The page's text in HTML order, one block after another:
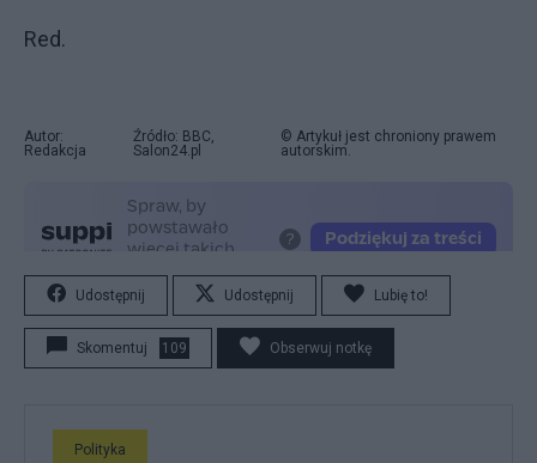
Red.
Autor:
Redakcja
Źródło: BBC,
Salon24.pl
© Artykuł jest chroniony prawem
autorskim.
Udostępnij Udostępnij Lubię to!
Skomentuj 109 Obserwuj notkę
Polityka